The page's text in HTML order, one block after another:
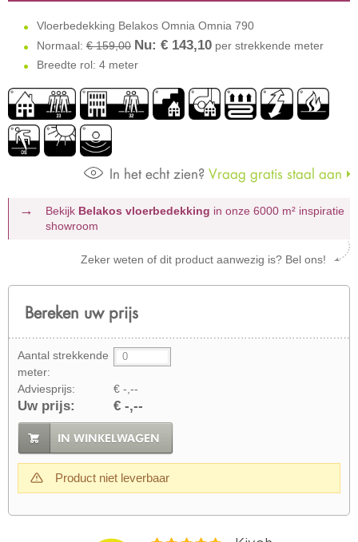
Vloerbedekking Belakos Omnia Omnia 790
Normaal: € 159,00 Nu: € 143,10 per strekkende meter
Breedte rol: 4 meter
In het echt zien? Vraag gratis staal aan
Bekijk Belakos vloerbedekking in onze 6000 m² inspiratie
showroom
Zeker weten of dit product aanwezig is? Bel ons!
Bereken uw prijs
Aantal strekkende
meter:
Adviesprijs:
€ -,--
Uw prijs: € -,--
IN WINKELWAGEN
Product niet leverbaar